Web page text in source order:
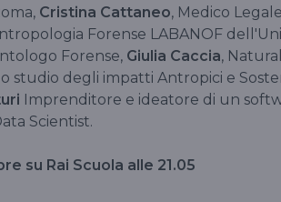
Cristina Cattaneo, Medico
Forense LABANOF
Forense, Giulia Caccia,
studio degli impatti Antropici e
Imprenditore e ideatore di un
Scientist.
su Rai Scuola alle 21.05